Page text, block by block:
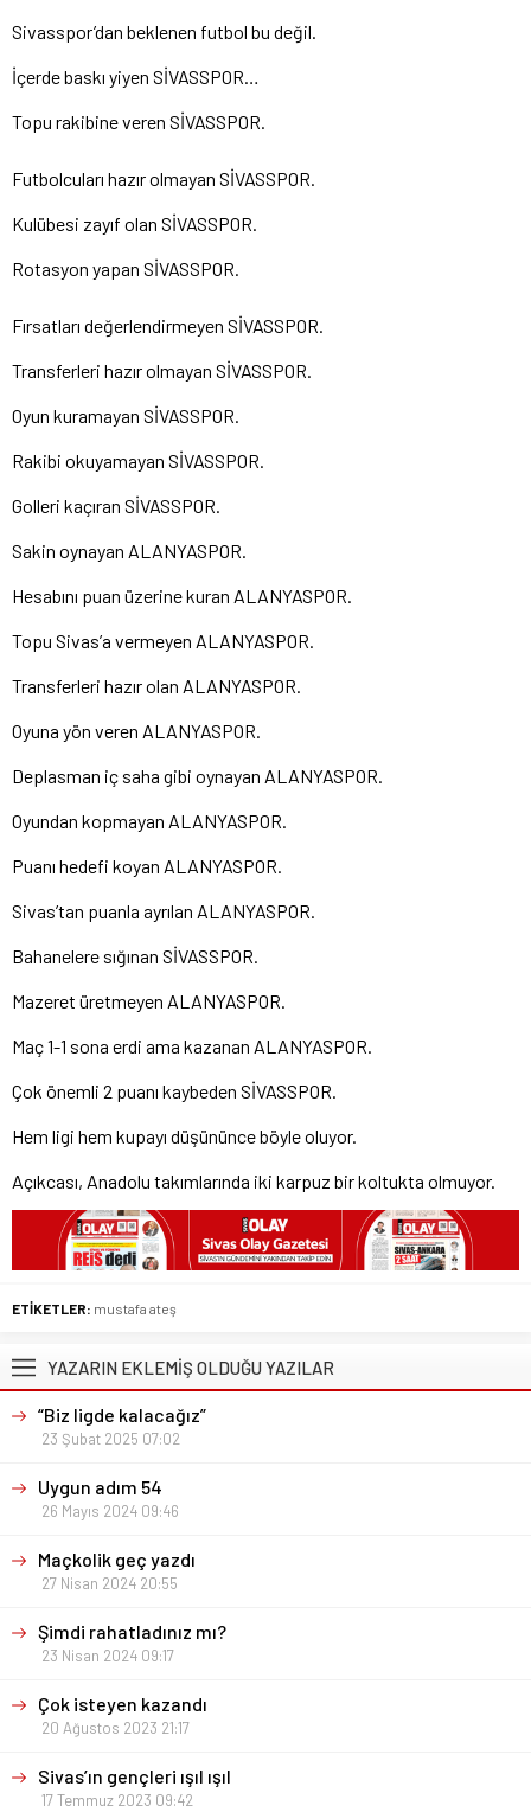
Sivasspor’dan beklenen futbol bu değil.
İçerde baskı yiyen SİVASSPOR…
Topu rakibine veren SİVASSPOR.
Futbolcuları hazır olmayan SİVASSPOR.
Kulübesi zayıf olan SİVASSPOR.
Rotasyon yapan SİVASSPOR.
Fırsatları değerlendirmeyen SİVASSPOR.
Transferleri hazır olmayan SİVASSPOR.
Oyun kuramayan SİVASSPOR.
Rakibi okuyamayan SİVASSPOR.
Golleri kaçıran SİVASSPOR.
Sakin oynayan ALANYASPOR.
Hesabını puan üzerine kuran ALANYASPOR.
Topu Sivas’a vermeyen ALANYASPOR.
Transferleri hazır olan ALANYASPOR.
Oyuna yön veren ALANYASPOR.
Deplasman iç saha gibi oynayan ALANYASPOR.
Oyundan kopmayan ALANYASPOR.
Puanı hedefi koyan ALANYASPOR.
Sivas’tan puanla ayrılan ALANYASPOR.
Bahanelere sığınan SİVASSPOR.
Mazeret üretmeyen ALANYASPOR.
Maç 1-1 sona erdi ama kazanan ALANYASPOR.
Çok önemli 2 puanı kaybeden SİVASSPOR.
Hem ligi hem kupayı düşününce böyle oluyor.
Açıkcası, Anadolu takımlarında iki karpuz bir koltukta olmuyor.
ETİKETLER: mustafa ateş
YAZARIN EKLEMİŞ OLDUĞU YAZILAR
“Biz ligde kalacağız”
23 Şubat 2025 07:02
Uygun adım 54
26 Mayıs 2024 09:46
Maçkolik geç yazdı
27 Nisan 2024 20:55
Şimdi rahatladınız mı?
23 Nisan 2024 09:17
Çok isteyen kazandı
20 Ağustos 2023 21:17
Sivas’ın gençleri ışıl ışıl
17 Temmuz 2023 09:42